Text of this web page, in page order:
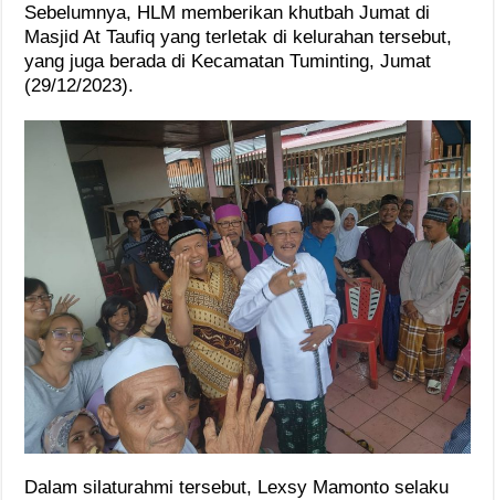
Sebelumnya, HLM memberikan khutbah Jumat di
Masjid At Taufiq yang terletak di kelurahan tersebut,
yang juga berada di Kecamatan Tuminting, Jumat
(29/12/2023).
Dalam silaturahmi tersebut, Lexsy Mamonto selaku